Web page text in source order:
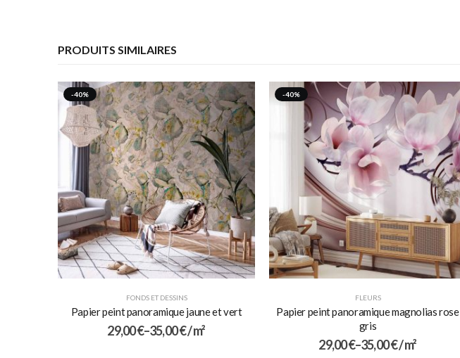
PRODUITS SIMILAIRES
-40%
FONDS ET DESSINS
Papier peint panoramique jaune et vert
29,00€–35,00€/ m²
-40%
FLEURS
Papier peint panoramique magnolias rose
gris
29,00€–35,00€/ m²